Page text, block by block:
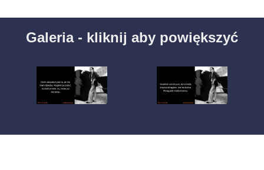
Galeria - kliknij aby powiększyć